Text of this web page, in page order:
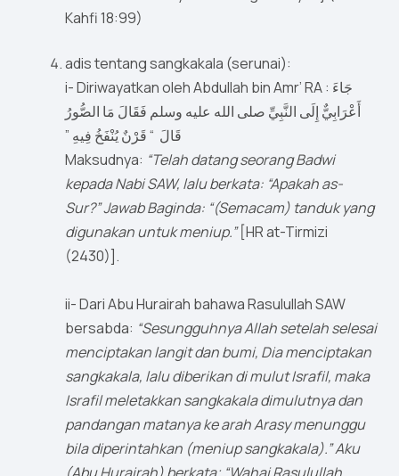
Kahfi 18:99)
adis tentang sangkakala (serunai):
i- Diriwayatkan oleh Abdullah bin Amr’ RA : جَاءَ
أَعْرَابِيٌّ إِلَى النَّبِيِّ صلى الله عليه وسلم فَقَالَ مَا الصُّورُ
قَالَ ‏ “‏ قَرْنٌ يُنْفَخُ فِيهِ ‏”‏
Maksudnya: “Telah datang seorang Badwi
kepada Nabi SAW, lalu berkata: “Apakah as-
Sur?” Jawab Baginda: “(Semacam) tanduk yang
digunakan untuk meniup.”[HR at-Tirmizi
(2430)].
ii- Dari Abu Hurairah bahawa Rasulullah SAW
bersabda: “Sesungguhnya Allah setelah selesai
menciptakan langit dan bumi, Dia menciptakan
sangkakala, lalu diberikan di mulut Israfil, maka
Israfil meletakkan sangkakala dimulutnya dan
pandangan matanya ke arah Arasy menunggu
bila diperintahkan (meniup sangkakala).” Aku